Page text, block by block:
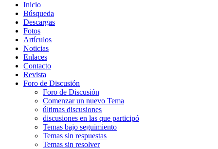
Inicio
Búsqueda
Descargas
Fotos
Artículos
Noticias
Enlaces
Contacto
Revista
Foro de Discusión
Foro de Discusión
Comenzar un nuevo Tema
últimas discusiones
discusiones en las que participó
Temas bajo seguimiento
Temas sin respuestas
Temas sin resolver